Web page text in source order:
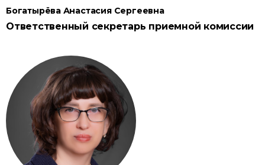
Богатырёва Анастасия Сергеевна
Ответственный секретарь приемной комиссии